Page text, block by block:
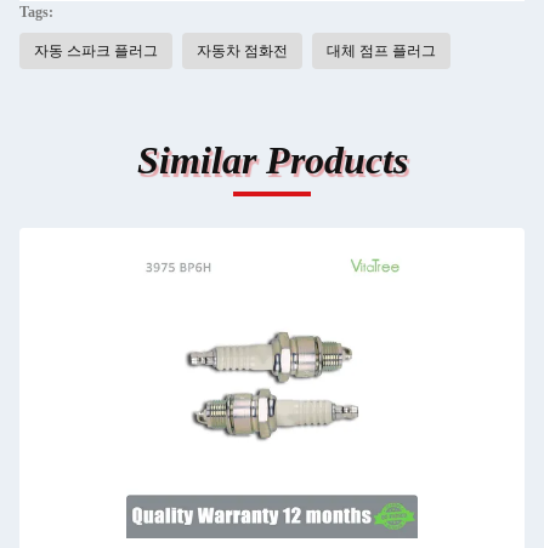
Tags:
자동 스파크 플러그 자동차 점화전 대체 점프 플러그
Similar Products